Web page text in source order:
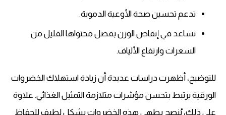
تدعم تحسين صحة الأوعية الدموية.
تساعد في إنقاص الوزن بفضل محتواها القليل من
السعرات وارتفاع الألياف.
للتوضيح، أظهرت دراسات عديدة أن زيادة استهلاك الخضروات
الورقية يرتبط بتحسن مؤشرات متلازمة التمثيل الغذائي. علاوة
على ذلك، يُنصح بطهي هذه الخضروات بشكل لطيف للحفاظ